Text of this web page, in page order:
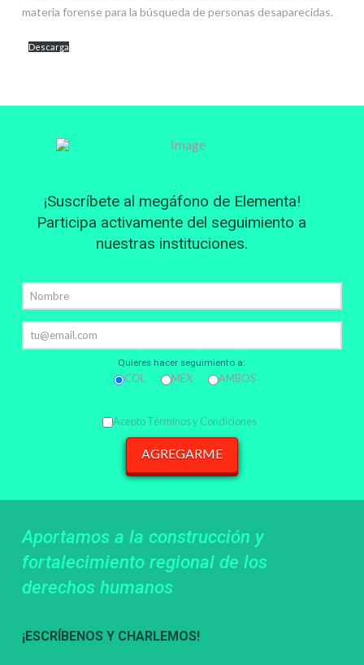
materia forense para la búsqueda de personas desaparecidas.
Descarga
¡Suscríbete al megáfono de Elementa!
Participa activamente del seguimiento a
nuestras instituciones.
Quieres hacer seguimiento a:
COL MEX AMBOS
Acepto Términos y Condiciones
Aportamos a la construcción y
fortalecimiento regional de los
derechos humanos
¡ESCRÍBENOS Y CHARLEMOS!